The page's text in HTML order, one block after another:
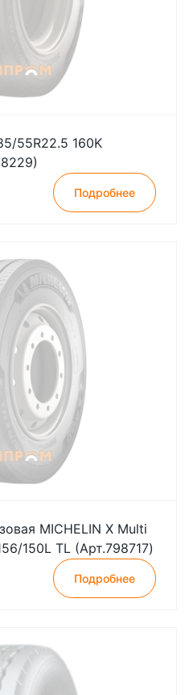
55R22.5 160K
Подробнее
MICHELIN X Multi
150L TL (Арт.798717)
Подробнее